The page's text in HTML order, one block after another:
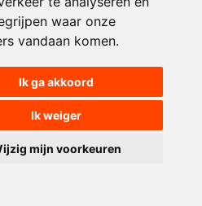
waar onze
vandaan komen.
Ik ga akkoord
Ik weiger
mijn voorkeuren
De Leeuw
was)